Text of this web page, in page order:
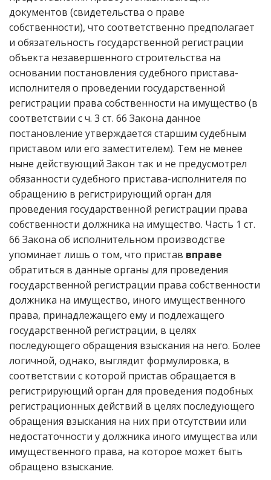
документов (свидетельства о праве
собственности), что соответственно предполагает
и обязательность государственной регистрации
объекта незавершенного строительства на
основании постановления судебного пристава-
исполнителя о проведении государственной
регистрации права собственности на имущество (в
соответствии с ч. 3 ст. 66 Закона данное
постановление утверждается старшим судебным
приставом или его заместителем). Тем не менее
ныне действующий Закон так и не предусмотрел
обязанности судебного пристава-исполнителя по
обращению в регистрирующий орган для
проведения государственной регистрации права
собственности должника на имущество. Часть 1 ст.
66 Закона об исполнительном производстве
упоминает лишь о том, что пристав вправе
обратиться в данные органы для проведения
государственной регистрации права собственности
должника на имущество, иного имущественного
права, принадлежащего ему и подлежащего
государственной регистрации, в целях
последующего обращения взыскания на него. Более
логичной, однако, выглядит формулировка, в
соответствии с которой пристав обращается в
регистрирующий орган для проведения подобных
регистрационных действий в целях последующего
обращения взыскания на них при отсутствии или
недостаточности у должника иного имущества или
имущественного права, на которое может быть
обращено взыскание.